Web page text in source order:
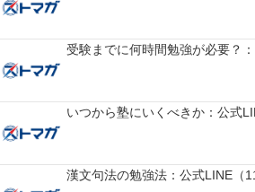
受験までに何時間勉強が必要？
いつから塾にいくべきか：公式
漢文句法の勉強法：公式LINE（